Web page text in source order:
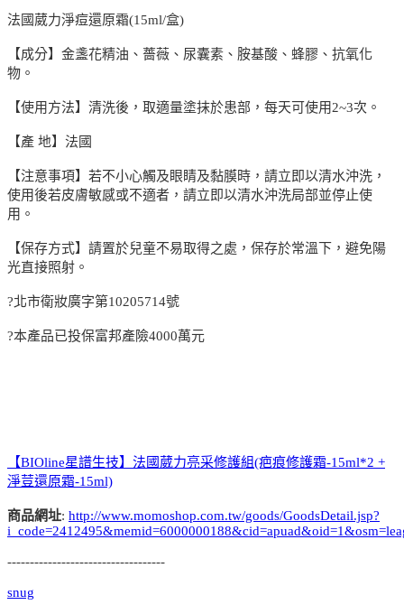
法國葳力淨痘還原霜(15ml/盒)
【成分】金盞花精油、薔薇、尿囊素、胺基酸、蜂膠、抗氧化
物。
【使用方法】清洗後，取適量塗抹於患部，每天可使用2~3次。
【產 地】法國
【注意事項】若不小心觸及眼睛及黏膜時，請立即以清水沖洗，
使用後若皮膚敏感或不適者，請立即以清水沖洗局部並停止使
用。
【保存方式】請置於兒童不易取得之處，保存於常溫下，避免陽
光直接照射。
?北市衛妝廣字第10205714號
?本產品已投保富邦產險4000萬元
【BIOline星譜生技】法國葳力亮采修護組(疤痕修護霜-15ml*2 +
淨荳還原霜-15ml)
商品網址: http://www.momoshop.com.tw/goods/GoodsDetail.jsp?
-----------------------------------
snug